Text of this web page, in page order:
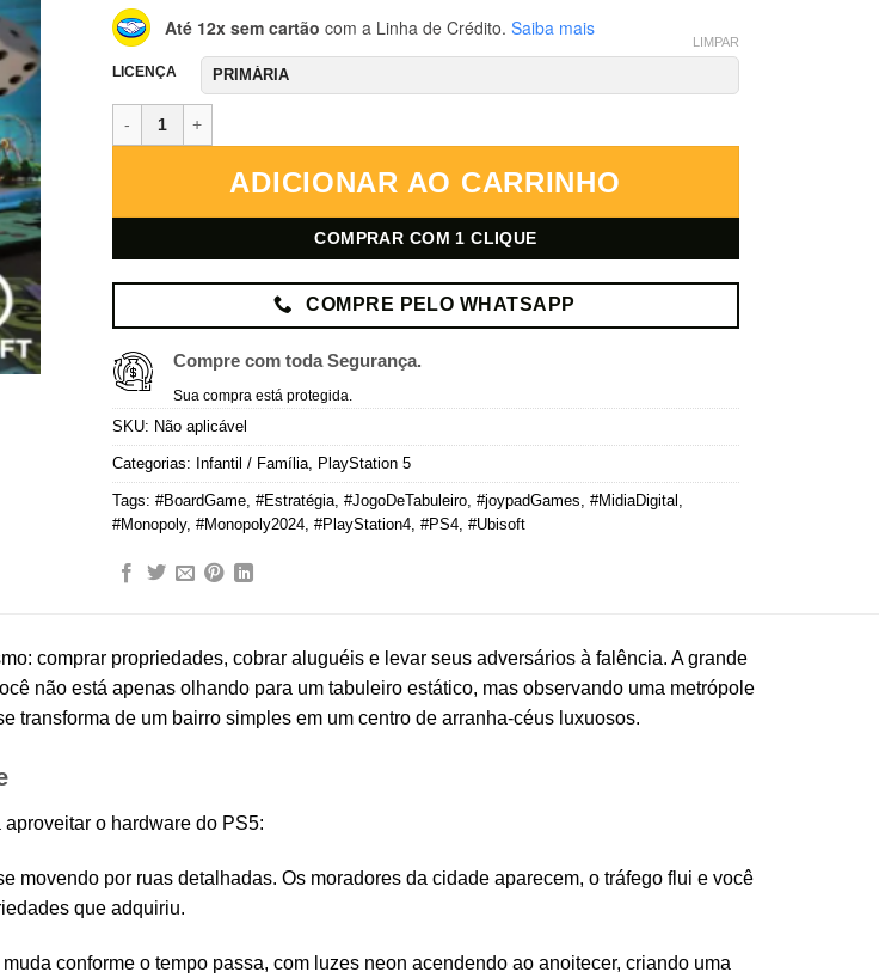
Até 12x sem cartão com a Linha de Crédito. Saiba mais
LICENÇA
LIMPAR
Monopoly 2024 – PlayStation 5 – Mídia Digital quantidade
ADICIONAR AO CARRINHO
COMPRAR COM 1 CLIQUE
COMPRE PELO WHATSAPP
Compre com toda Segurança.
Sua compra está protegida.
SKU: Não aplicável
Categorias: Infantil / Família PlayStation 5
Tags: #BoardGame #Estratégia #JogoDeTabuleiro #joypadGames #MidiaDigital
#Monopoly, #Monopoly2024 #PlayStation4 #PS4 #Ubisoft
comprar propriedades, cobrar aluguéis e levar seus adversários à falência. A grande
não está apenas olhando para um tabuleiro estático, mas observando uma metrópole
transforma de um bairro simples em um centro de arranha-céus luxuosos.
o hardware do PS5:
movendo por ruas detalhadas. Os moradores da cidade aparecem, o tráfego flui e você
que adquiriu.
conforme o tempo passa, com luzes neon acendendo ao anoitecer, criando uma